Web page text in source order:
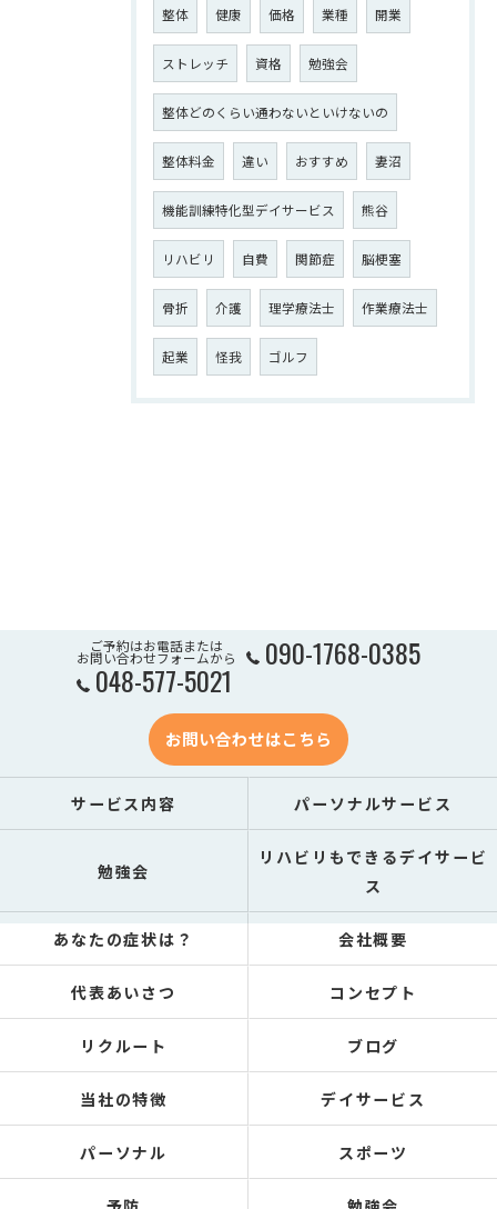
整体 健康 価格 業種 開業
ストレッチ 資格 勉強会
整体どのくらい通わないといけないの
整体料金 違い おすすめ 妻沼
機能訓練特化型デイサービス 熊谷
リハビリ 自費 関節症 脳梗塞
骨折 介護 理学療法士 作業療法士
起業 怪我 ゴルフ
ご予約はお電話または
お問い合わせフォームから
048-577-5021
090-1768-0385
お問い合わせはこちら
サービス内容 パーソナルサービス
勉強会
リハビリもできるデイサービ
ス
あなたの症状は？ 会社概要
代表あいさつ コンセプト
リクルート ブログ
当社の特徴 デイサービス
パーソナル スポーツ